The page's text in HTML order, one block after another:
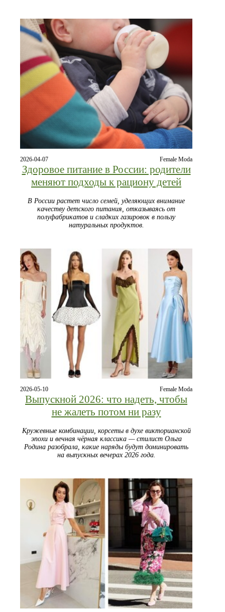
2026-04-07 Female Moda
Здоровое питание в России: родители
меняют подходы к рациону детей
В России растет число семей, уделяющих внимание
качеству детского питания, отказываясь от
полуфабрикатов и сладких газировок в пользу
натуральных продуктов.
2026-05-10 Female Moda
Выпускной 2026: что надеть, чтобы
не жалеть потом ни разу
Кружевные комбинации, корсеты в духе викторианской
эпохи и вечная чёрная классика — стилист Ольга
Родина разобрала, какие наряды будут доминировать
на выпускных вечерах 2026 года.